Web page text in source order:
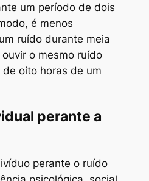
um período de dois
é menos
ruído durante meia
o mesmo ruído
oito horas de um
perante a
perante o ruído